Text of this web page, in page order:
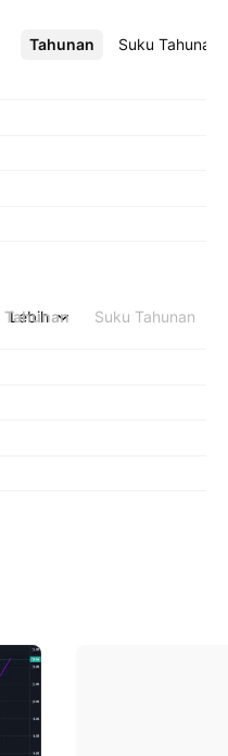
Tahunan Suku Tahunan
Lebih
Tahunan Suku Tahunan
Lebih